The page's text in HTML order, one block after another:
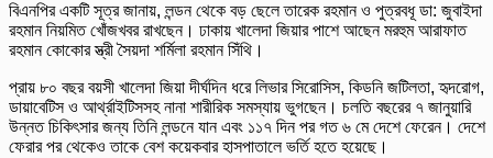
বিএনপির একটি সূত্র জানায়, লন্ডন থেকে বড় ছেলে তারেক রহমান ও পুত্রবধূ ডা: জুবাইদা
রহমান নিয়মিত খোঁজখবর রাখছেন। ঢাকায় খালেদা জিয়ার পাশে আছেন মরহুম আরাফাত
রহমান কোকোর স্ত্রী সৈয়দা শর্মিলা রহমান সিঁথি।
প্রায় ৮০ বছর বয়সী খালেদা জিয়া দীর্ঘদিন ধরে লিভার সিরোসিস, কিডনি জটিলতা, হৃদরোগ,
ডায়াবেটিস ও আর্থ্রাইটিসসহ নানা শারীরিক সমস্যায় ভুগছেন। চলতি বছরের ৭ জানুয়ারি
উন্নত চিকিৎসার জন্য তিনি লন্ডনে যান এবং ১১৭ দিন পর গত ৬ মে দেশে ফেরেন। দেশে
ফেরার পর থেকেও তাকে বেশ কয়েকবার হাসপাতালে ভর্তি হতে হয়েছে।